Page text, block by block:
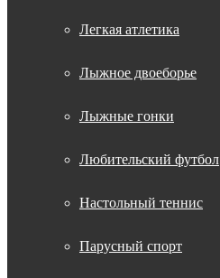
Легкая атлетика
Лыжное двоеборье
Лыжные гонки
Любительский футбол
Настольный теннис
Парусный спорт